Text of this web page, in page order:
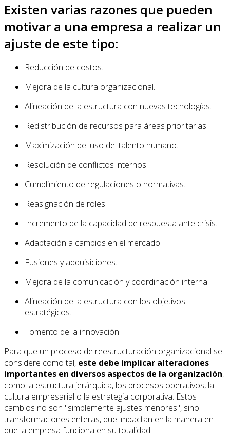
Existen varias razones que pueden
motivar a una empresa a realizar un
ajuste de este tipo:
Reducción de costos.
Mejora de la cultura organizacional.
Alineación de la estructura con nuevas tecnologías.
Redistribución de recursos para áreas prioritarias.
Maximización del uso del talento humano.
Resolución de conflictos internos.
Cumplimiento de regulaciones o normativas.
Reasignación de roles.
Incremento de la capacidad de respuesta ante crisis.
Adaptación a cambios en el mercado.
Fusiones y adquisiciones.
Mejora de la comunicación y coordinación interna.
Alineación de la estructura con los objetivos
estratégicos.
Fomento de la innovación.
Para que un proceso de reestructuración organizacional se
considere como tal, este debe implicar alteraciones
importantes en diversos aspectos de la organización,
como la estructura jerárquica, los procesos operativos, la
cultura empresarial o la estrategia corporativa. Estos
cambios no son "simplemente ajustes menores", sino
transformaciones enteras, que impactan en la manera en
que la empresa funciona en su totalidad.